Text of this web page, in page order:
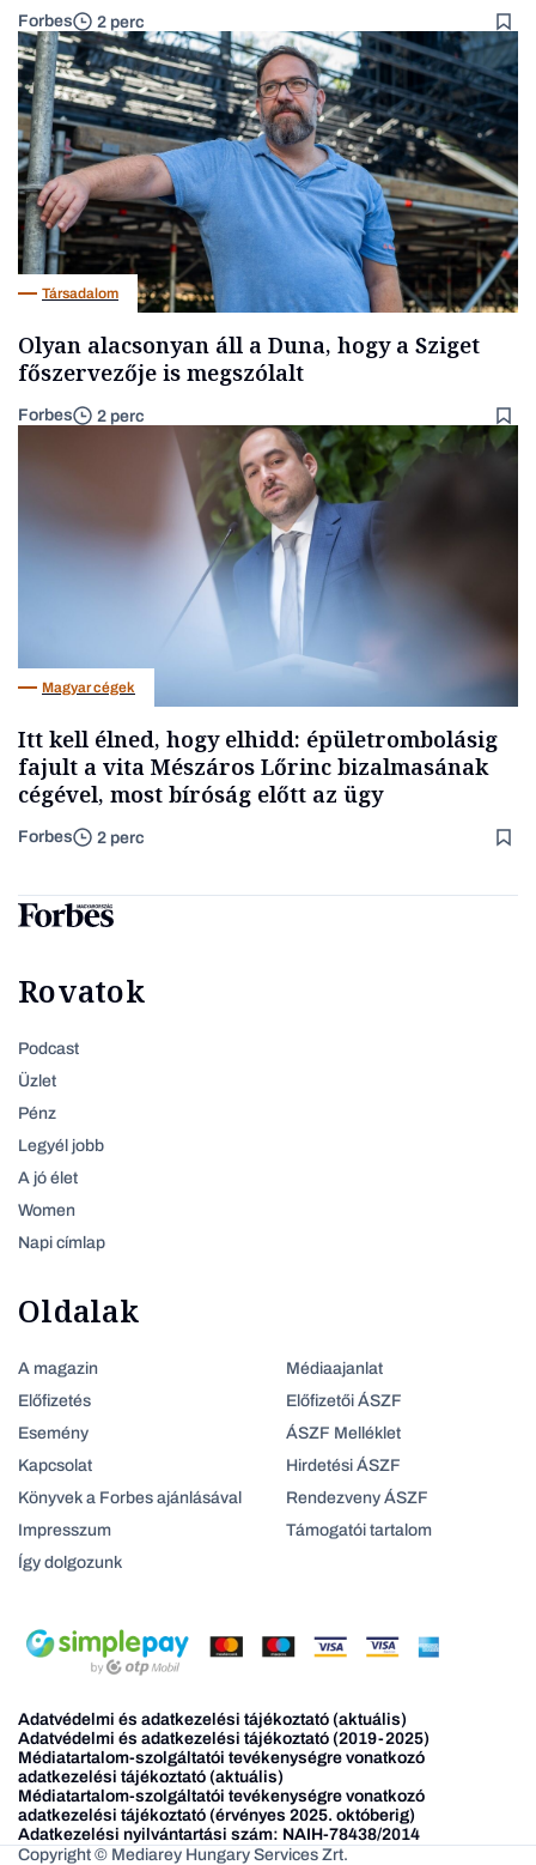
Forbes 2 perc
Társadalom
Olyan alacsonyan áll a Duna, hogy a Sziget
főszervezője is megszólalt
Forbes 2 perc
Magyar cégek
Itt kell élned, hogy elhidd: épületrombolásig
fajult a vita Mészáros Lőrinc bizalmasának
cégével, most bíróság előtt az ügy
Forbes 2 perc
Rovatok
Podcast
Üzlet
Pénz
Legyél jobb
A jó élet
Women
Napi címlap
Oldalak
A magazin
Előfizetés
Esemény
Kapcsolat
Könyvek a Forbes ajánlásával
Impresszum
Így dolgozunk
Médiaajanlat
Előfizetői ÁSZF
ÁSZF Melléklet
Hirdetési ÁSZF
Rendezveny ÁSZF
Támogatói tartalom
Adatvédelmi és adatkezelési tájékoztató (aktuális)
Adatvédelmi és adatkezelési tájékoztató (2019-2025)
Médiatartalom-szolgáltatói tevékenységre vonatkozó
adatkezelési tájékoztató (aktuális)
Médiatartalom-szolgáltatói tevékenységre vonatkozó
adatkezelési tájékoztató (érvényes 2025. októberig)
Adatkezelési nyilvántartási szám: NAIH-78438/2014
Copyright © Mediarey Hungary Services Zrt.